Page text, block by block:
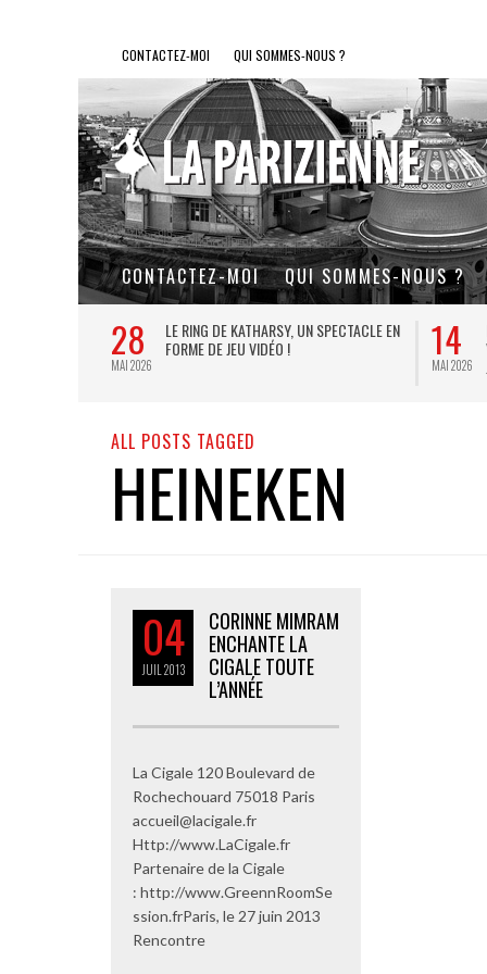
CONTACTEZ-MOI QUI SOMMES-NOUS ?
CONTACTEZ-MOI QUI SOMMES-NOUS ?
28
MAI 2026
LE RING DE KATHARSY, UN SPECTACLE EN
FORME DE JEU VIDÉO !
14
MAI 2026
ALL POSTS TAGGED
HEINEKEN
04
JUIL 2013
CORINNE MIMRAM
ENCHANTE LA
CIGALE TOUTE
L’ANNÉE
La Cigale 120 Boulevard de
Rochechouard 75018 Paris
accueil@lacigale.fr
Http://www.LaCigale.fr
Partenaire de la Cigale
: http://www.GreennRoomSe
ssion.frParis, le 27 juin 2013
Rencontre